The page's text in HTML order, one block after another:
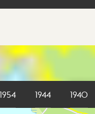
1954 1944 1940